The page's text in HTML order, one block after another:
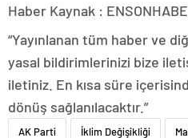
Haber Kaynak :
“Yayınlanan tüm haber ve
yasal bildirimlerinizi bize
iletiniz. En kısa süre
dönüş sağlanılacaktır.”
AK Parti İklim Değişikliği